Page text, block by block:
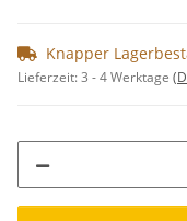
Knapper
Lieferzeit:3 - 4 Werktage